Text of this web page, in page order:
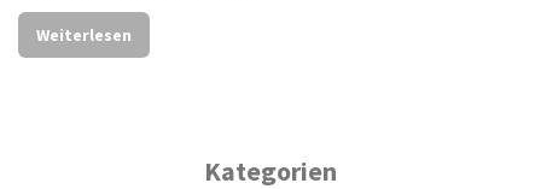
Weiterlesen
Kategorien